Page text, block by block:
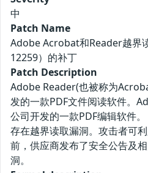
中
Patch Name
Adobe Acrobat和Reader越界
12259）的补丁
Patch Description
Adobe Reader(也被称为
发的一款PDF文件阅读软件。
公司开发的一款PDF编辑软件
存在越界读取漏洞。攻击者可
前，供应商发布了安全公告及
洞。